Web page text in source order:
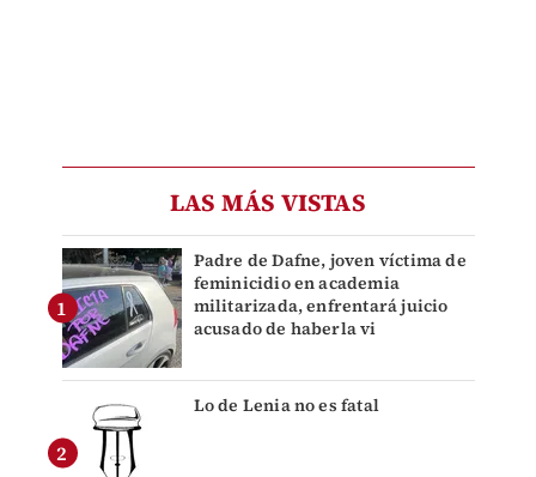
LAS MÁS VISTAS
Padre de Dafne, joven víctima de
feminicidio en academia
militarizada, enfrentará juicio
acusado de haberla vi
Lo de Lenia no es fatal